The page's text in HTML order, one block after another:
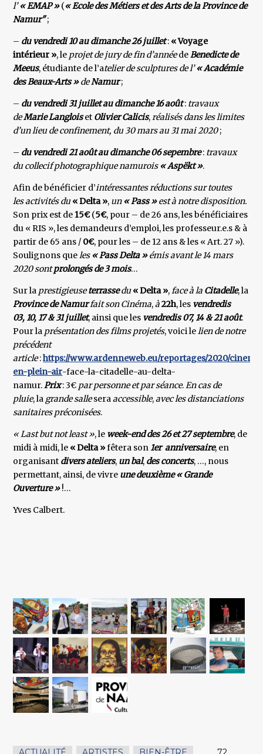
l’« EMAP »(« Ecole des Métiers et des Arts de la Province de
Namur";
– du vendredi 10 au dimanche 26 juillet: « Voyage
intérieur », le projet de jury de fin d’annéedeBenedicte de
Meeus, étudiante de l’atelier de sculptures de l’« Académie
des Beaux-Arts »deNamur;
– du vendredi 31 juillet au dimanche 16 août: travaux
deMarie Langloiset Olivier Calicis,réalisés dans les limites
d’un lieu de confinement, du 30 mars au 31 mai 2020;
– du vendredi 21 août au dimanche 06 sepembre: travaux
du collecif photographique namurois« Aspëkt ».
Afin de bénéficier d’intéressantes réductions sur toutes
les activités du« Delta », un « Pass »est à notre disposition.
Son prix est de15€ (5€, pour – de 26 ans, les bénéficiaires
du « RIS », les demandeurs d’emploi, les professeur.e.s & à
partir de 65 ans / 0€, pour les – de 12 ans & les « Art. 27 »).
Soulignons queles « Pass Delta »émis avant le 14 mars
2020 sontprolongés de 3 mois…
Sur la prestigieuseterrassedu« Delta »,face à la Citadelle, la
Province de Namurfait son Cinéma,à22h, les vendredis
03, 10, 17 & 31 juillet, ainsi que les vendredis 07, 14 & 21 août.
Pour la présentation des films projetés, voici lelien de notre
précédent
article:https://www.ardenneweb.eu/reportages/2020/
en-plein-air-face-la-citadelle-au-delta-
namur.Prix: 3€ par personne et par séance.En cas de
pluie, la grande salleseraaccessible,avec les distanciations
sanitaires préconisées.
« Last but not least », le week-end des 26 et 27 septembre, de
midi à midi, le « Delta »fêtera son 1eranniversaire, en
organisant divers ateliers, un bal, des concerts, …, nous
permettant, ainsi, de vivre unedeuxième « Grande
Ouverture »!…
Yves Calbert.